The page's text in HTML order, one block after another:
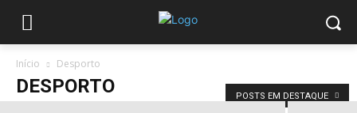
Início Desporto
DESPORTO POSTS EM DESTAQUE
Volta ao Alentejo: Colombiano Santiago
Mesa da (Anicolor/ Campicarn) vence
em Montemor e lidera.
Teixeira Correia - 27/03/2026